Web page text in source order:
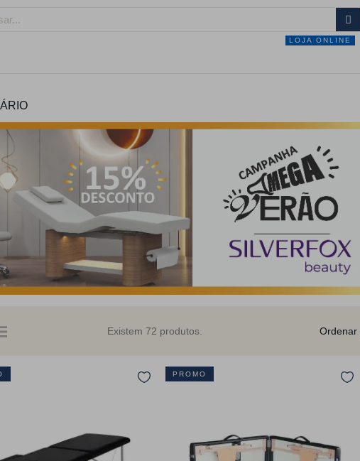
LOJA ONLINE
Existem 72 produtos. Ordenar
PROMO